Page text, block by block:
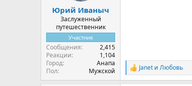
Юрий Иваныч
Заслуженный
путешественник
Участник
Сообщения
2,415
Реакции
1,104
Город
Анапа
Пол
Мужской
Р
е
Janet и Любовь